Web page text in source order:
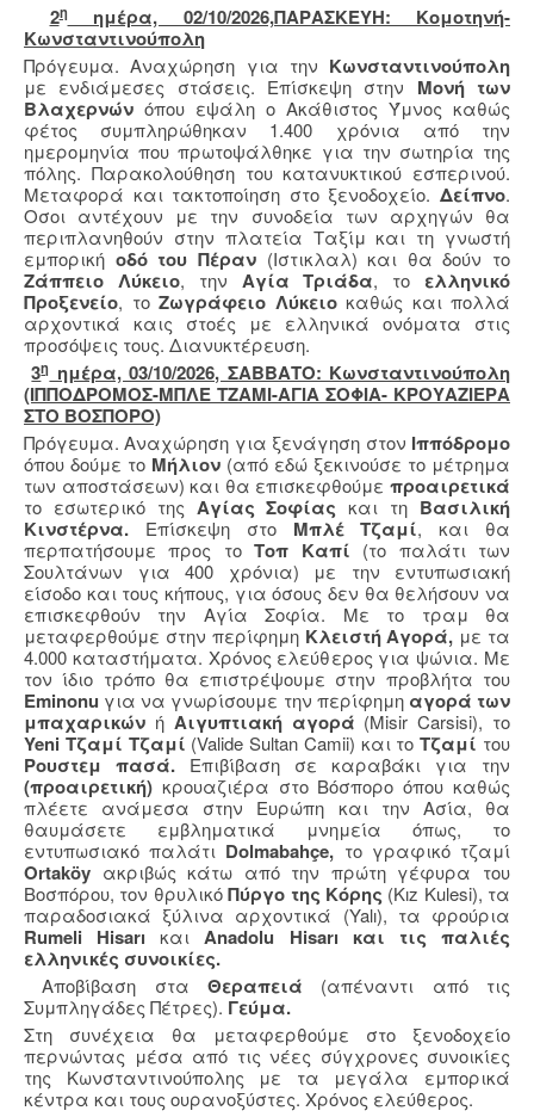
2η
ημέρα, 02/10/2026,ΠΑΡΑΣΚΕΥΗ: Κομοτηνή-
Κωνσταντινούπολη
Πρόγευμα. Αναχώρηση για την Κωνσταντινούπολη
με ενδιάμεσες στάσεις. Επίσκεψη στην Μονή των
Βλαχερνών όπου εψάλη ο Ακάθιστος Ύμνος καθώς
φέτος συμπληρώθηκαν 1.400 χρόνια από την
ημερομηνία που πρωτοψάλθηκε για την σωτηρία της
πόλης. Παρακολούθηση του κατανυκτικού εσπερινού.
Μεταφορά και τακτοποίηση στο ξενοδοχείο. Δείπνο.
Οσοι αντέχουν με την συνοδεία των αρχηγών θα
περιπλανηθούν στην πλατεία Ταξίμ και τη γνωστή
εμπορική οδό του Πέραν(Ιστικλαλ) και θα δούν το
Ζάππειο Λύκειο, την Αγία Τριάδα, το ελληνικό
Προξενείο, το Ζωγράφειο Λύκειοκαθώς και πολλά
αρχοντικά καις στοές με ελληνικά ονόματα στις
προσόψεις τους. Διανυκτέρευση.
3η ημέρα, 03/10/2026, ΣΑΒΒΑΤΟ: Κωνσταντινούπολη
(ΙΠΠΟΔΡΟΜΟΣ-ΜΠΛΕ ΤΖΑΜΙ-ΑΓΙΑ ΣΟΦΙΑ- ΚΡΟΥΑΖΙΕΡΑ
ΣΤΟ ΒΟΣΠΟΡΟ)
Πρόγευμα. Αναχώρηση για ξενάγηση στον Ιππόδρομο
όπου δούμε το Μήλιον (από εδώ ξεκινούσε το μέτρημα
των αποστάσεων) και θα επισκεφθούμε προαιρετικά
το εσωτερικό της Αγίας Σοφίαςκαι τη Βασιλική
Κινστέρνα. Επίσκεψη στο Μπλέ Τζαμί, και θα
περπατήσουμε προς τοΤοπ Καπί (το παλάτι των
Σουλτάνων για 400 χρόνια) με την εντυπωσιακή
είσοδο και τους κήπους, για όσους δεν θα θελήσουν να
επισκεφθούν την Αγία Σοφία. Με το τραμ θα
μεταφερθούμε στην περίφημη Κλειστή Αγορά, με τα
4.000 καταστήματα. Χρόνος ελεύθερος για ψώνια. Με
τον ίδιο τρόπο θα επιστρέψουμε στην προβλήτα του
Eminonu για να γνωρίσουμε την περίφημη αγορά των
μπαχαρικών ήΑιγυπτιακή αγορά (Misir Carsisi), το
Yeni Τζαμί Τζαμί (Valide Sultan Camii) και το Τζαμί του
Ρουστεμ πασά. Επιβίβαση σε καραβάκι για την
(προαιρετική) κρουαζιέρα στο Βόσπορο όπου καθώς
πλέετε ανάμεσα στην Ευρώπη και την Ασία, θα
θαυμάσετε εμβληματικά μνημεία όπως, το
εντυπωσιακό παλάτι Dolmabahçe, το γραφικό τζαμί
Ortaköy ακριβώς κάτω από την πρώτη γέφυρα του
Βοσπόρου, τον θρυλικόΠύργο της Κόρης (Kız Kulesi), τα
παραδοσιακά ξύλινα αρχοντικά (Yalı), τα φρούρια
Rumeli Hisarı και Anadolu Hisarı και τις παλιές
ελληνικές συνοικίες.
Αποβίβαση στα Θεραπειά (απέναντι από τις
Συμπληγάδες Πέτρες). Γεύμα.
Στη συνέχεια θα μεταφερθούμε στο ξενοδοχείο
περνώντας μέσα από τις νέες σύγχρονες συνοικίες
της Κωνσταντινούπολης με τα μεγάλα εμπορικά
κέντρα και τους ουρανοξύστες. Χρόνος ελεύθερος.